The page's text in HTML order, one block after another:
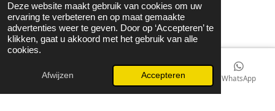
Deze website maakt gebruik van cookies om uw
ervaring te verbeteren en op maat gemaakte
advertenties weer te geven. Door op ‘Accepteren’ te
klikken, gaat u akkoord met het gebruik van alle
cookies.
Afwijzen Accepteren
© 2021 - 2026 Guzel Jewels & Fashion
Powered byJouwWeb
E-mailadres Instagram WhatsApp